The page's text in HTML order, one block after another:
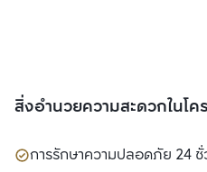
สิ่งอำนวยความสะดวกในโค
การรักษาความปลอดภัย 24 ชั่